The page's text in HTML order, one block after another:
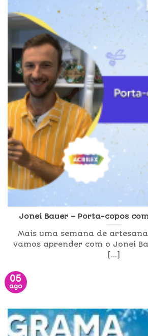
Jonei Bauer – Porta-copos
Mais uma semana de
vamos aprender com o Jonei
[...]
05
ago